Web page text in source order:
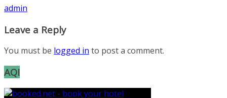
admin
Leave a Reply
You must be logged in to post a comment.
AQI